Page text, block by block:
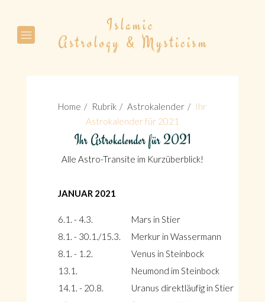
Home Rubrik Astrokalender
Ihr
Astrokalender für 2021
Ihr Astrokalender für 2021
Alle Astro-Transite im Kurzüberblick!
JANUAR 2021
6.1. - 4.3.
Mars in Stier
8.1. - 30.1./15.3.
Merkur in Wassermann
8.1. - 1.2.
Venus in Steinbock
13.1.
Neumond im Steinbock
14.1. - 20.8.
Uranus direktläufig in Stier